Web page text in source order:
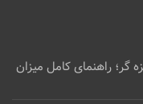
راهنمای کامل میزان